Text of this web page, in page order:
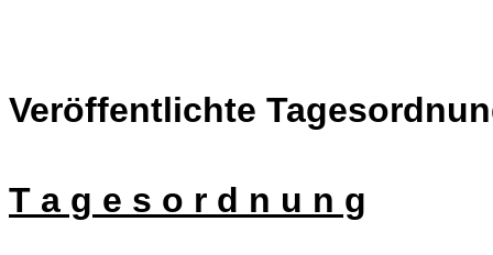
Veröffentlichte
T a g e s o r d n u n g